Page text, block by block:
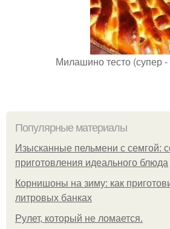
Милашино тесто (супер -
Популярные материалы
Изысканные пельмени с семгой:
приготовления идеального блюда
Корнишоны на зиму: как
литровых банках
Рулет, который не ломается.